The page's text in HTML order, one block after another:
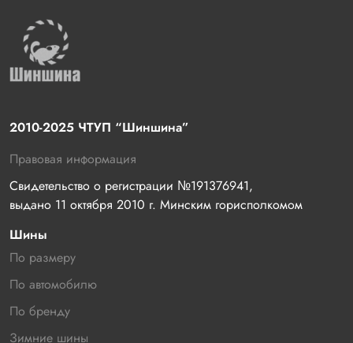
2010-2025 ЧТУП “Шиншина”
Правовая информация
Свидетельство о регистрации №191376941,
выдано 11 октября 2010 г. Минским горисполкомом
Шины
По размеру
По автомобилю
По бренду
Зимние шины